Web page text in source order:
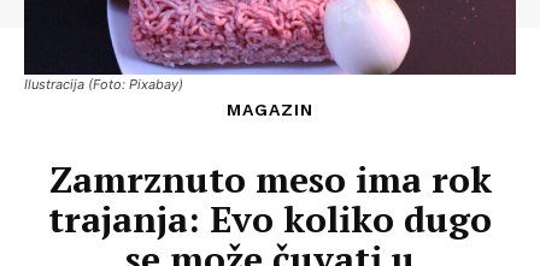
Ilustracija (Foto: Pixabay)
MAGAZIN
Zamrznuto meso ima rok
trajanja: Evo koliko dugo